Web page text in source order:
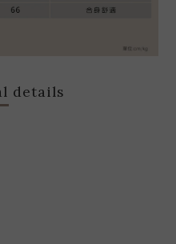
details